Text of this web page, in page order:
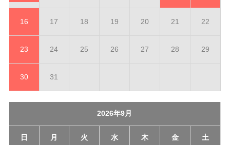
16 17 18 19 20 21 22
23 24 25 26 27 28 29
30 31
2026年9月
日 月 火 水 木 金 土